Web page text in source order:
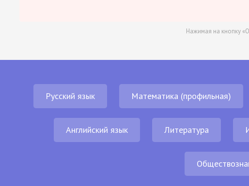
Нажимая на кнопку
Русский язык Математика (профильная)
Английский язык Литература